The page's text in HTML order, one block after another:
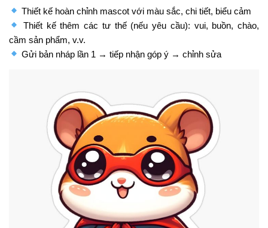
Thiết kế hoàn chỉnh mascot với màu sắc, chi tiết, biểu cảm
Thiết kế thêm các tư thế (nếu yêu cầu): vui, buồn, chào,
cầm sản phẩm, v.v.
Gửi bản nháp lần 1 → tiếp nhận góp ý → chỉnh sửa